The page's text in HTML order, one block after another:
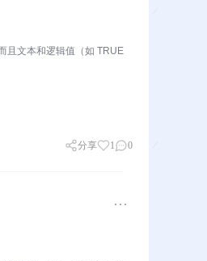
且文本和逻辑值（如 TRUE
分享 1 0